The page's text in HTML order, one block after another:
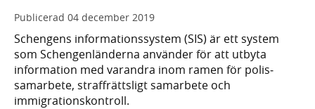
Publicerad 04 december 2019
Schengens informations­system (SIS) är ett system
som Schengen­länderna använder för att utbyta
informa­tion med varandra inom ramen för polis­
samarbete, straff­rätts­ligt sam­arbete och
immigrations­kontroll.